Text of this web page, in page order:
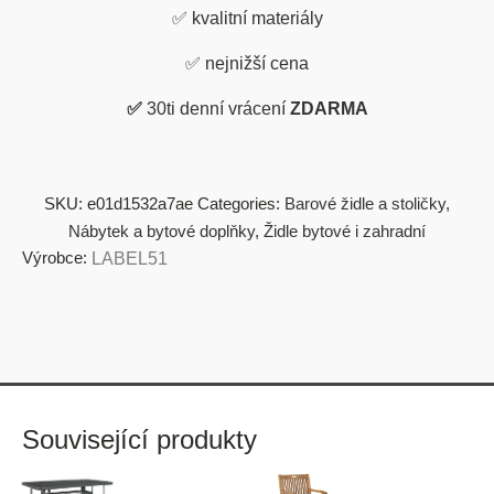
✅ kvalitní materiály
✅ nejnižší cena
✅ 30ti denní vrácení ZDARMA
SKU: e01d1532a7ae Categories: Barové židle a stoličky,
Nábytek a bytové doplňky, Židle bytové i zahradní
Výrobce: LABEL51
Související produkty